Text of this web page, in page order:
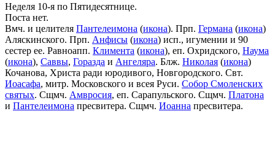
Неделя 10-я по Пятидесятнице.
Поста нет.
Вмч. и целителя Пантелеимона (икона). Прп. Германа (икона)
Аляскинского. Прп. Анфисы (икона) исп., игумении и 90
сестер ее. Равноапп. Климента (икона), еп. Охридского, Наума
(икона), Саввы, Горазда и Ангеляра. Блж. Николая (икона)
Кочанова, Христа ради юродивого, Новгородского. Свт.
Иоасафа, митр. Московского и всея Руси. Собор Смоленских
святых. Сщмч. Амвросия, еп. Сарапульского. Сщмч. Платона
и Пантелеимона пресвитера. Сщмч. Иоанна пресвитера.